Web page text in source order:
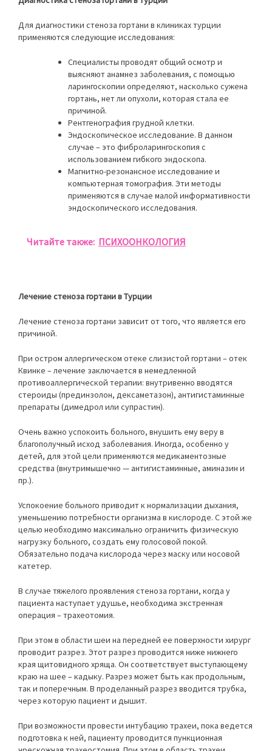
Для диагностики стеноза гортани в клиниках турции
применяются следующие исследования:
Специалисты проводят общий осмотр и
выясняют анамнез заболевания, с помощью
ларингоскопии определяют, насколько сужена
гортань, нет ли опухоли, которая стала ее
причиной.
Рентгенография грудной клетки.
Эндоскопическое исследование. В данном
случае – это фиброларингоскопия с
использованием гибкого эндоскопа.
Магнитно-резонансное исследование и
компьютерная томография. Эти методы
применяются в случае малой информативности
эндоскопического исследования.
Читайте также: ПСИХООНКОЛОГИЯ
Лечение стеноза гортани в Турции
Лечение стеноза гортани зависит от того, что является его
причиной.
При остром аллергическом отеке слизистой гортани – отек
Квинке – лечение заключается в немедленной
противоаллергической терапии: внутривенно вводятся
стероиды (прединзолон, дексаметазон), антигистаминные
препараты (димедрол или супрастин).
Очень важно успокоить больного, внушить ему веру в
благополучный исход заболевания. Иногда, особенно у
детей, для этой цели применяются медикаментозные
средства (внутримышечно — антигистаминные, аминазин и
пр.).
Успокоение больного приводит к нормализации дыхания,
уменьшению потребности организма в кислороде. С этой же
целью необходимо максимально ограничить физическую
нагрузку больного, создать ему голосовой покой.
Обязательно подача кислорода через маску или носовой
катетер.
В случае тяжелого проявления стеноза гортани, когда у
пациента наступает удушье, необходима экстренная
операция – трахеотомия.
При этом в области шеи на передней ее поверхности хирург
проводит разрез. Этот разрез проводится ниже нижнего
края щитовидного хряща. Он соответствует выступающему
краю на шее – кадыку. Разрез может быть как продольным,
так и поперечным. В проделанный разрез вводится трубка,
через которую пациент и дышит.
При возможности провести интубацию трахеи, пока ведется
подготовка к ней, пациенту проводится пункционная